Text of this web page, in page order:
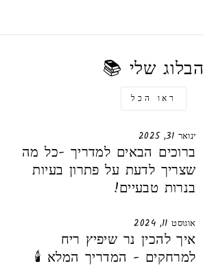
הבלוג שלי 📚
ראו הכל
ינואר 31, 2025
ברוכים הבאים למדריך -כל מה
שצריך לדעת על פתרון בעיות
בנרות טבעיים!
אוגוסט 11, 2024
איך להכין נר שיפיץ ריח
למרחקים - המדריך המלא 🕯️